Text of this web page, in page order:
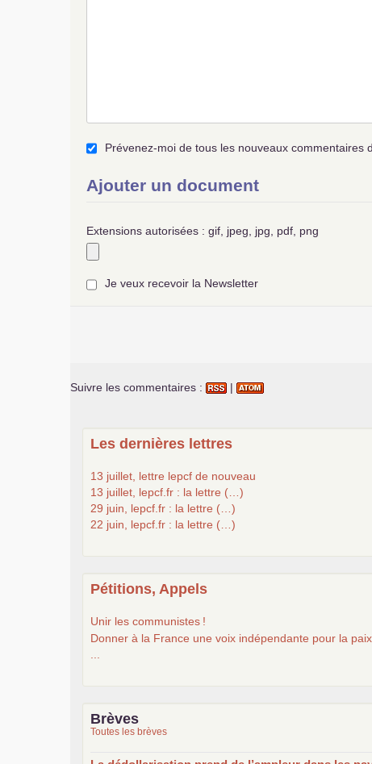
Prévenez-moi de tous les nouveaux commentaires
Ajouter un document
Extensions autorisées : gif, jpeg, jpg, pdf, png
Je veux recevoir la Newsletter
Suivre les commentaires : |
Les dernières lettres
13 juillet, lettre lepcf de nouveau
13 juillet, lepcf.fr : la lettre (…)
29 juin, lepcf.fr : la lettre (…)
22 juin, lepcf.fr : la lettre (…)
Pétitions, Appels
Unir les communistes !
Donner à la France une voix indépendante pour la paix
Brèves
Toutes les brèves